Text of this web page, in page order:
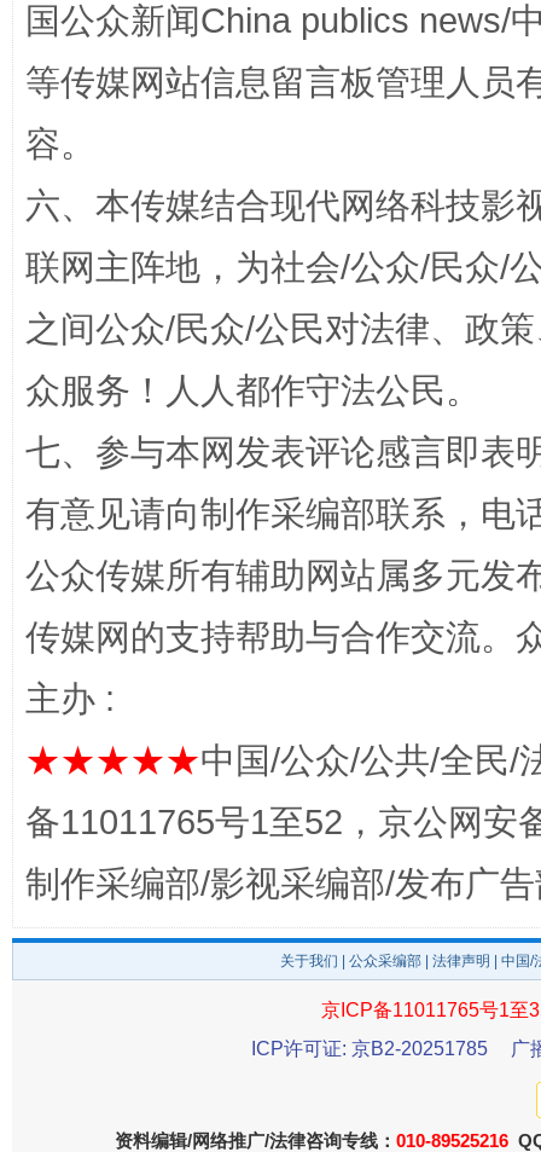
“蜀中异人”王建安的艺术幻境
完善运行机制助力责任有效落实 一纸欠
东山县通报“牛蛙产品抗生素超标问题” 法
国公众新闻China publics news/
等传媒网站信息留言板管理人员
容。
六、本传媒结合现代网络科技影
联网主阵地，为社会/公众/民众/
之间公众/民众/公民对法律、政
众服务！人人都作守法公民。
七、参与本网发表评论感言即表
有意见请向制作采编部联系，电
公众传媒所有辅助网站属多元发
传媒网的支持帮助与合作交流。
主办 :
★★★★★中国/公众/公共/全民/
备11011765号1至52，京公网安
制作采编部/影视采编部/发布广
关于我们 公众采编部 法律声明 | 中国
京ICP备11011765号1至
ICP许可证: 京B2-20251785
广
资料编辑/网络推广/法律咨询专线： 010-89525216